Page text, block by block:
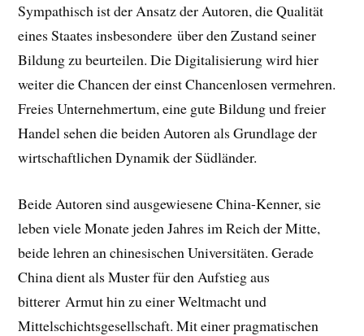
Sympathisch ist der Ansatz der Autoren, die Qualität
eines Staates insbesondere über den Zustand seiner
Bildung zu beurteilen. Die Digitalisierung wird hier
weiter die Chancen der einst Chancenlosen vermehren.
Freies Unternehmertum, eine gute Bildung und freier
Handel sehen die beiden Autoren als Grundlage der
wirtschaftlichen Dynamik der Südländer.
Beide Autoren sind ausgewiesene China-Kenner, sie
leben viele Monate jeden Jahres im Reich der Mitte,
beide lehren an chinesischen Universitäten. Gerade
China dient als Muster für den Aufstieg aus
bitterer Armut hin zu einer Weltmacht und
Mittelschichtsgesellschaft. Mit einer pragmatischen